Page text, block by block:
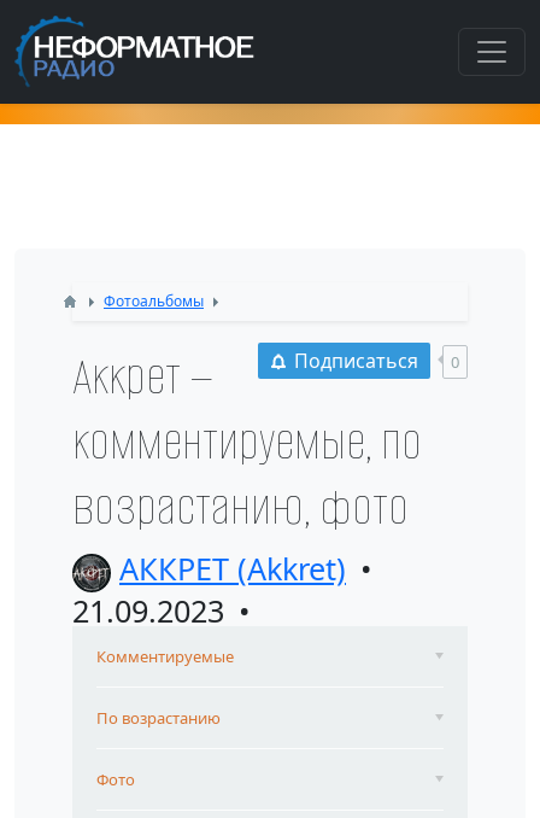
Как попасть в этот раздел???
Фотоальбомы
Подписаться 0
Аккрет —
комментируемые, по
возрастанию, фото
АККРЕТ (Akkret)
21.09.2023
Комментируемые
По возрастанию
Фото